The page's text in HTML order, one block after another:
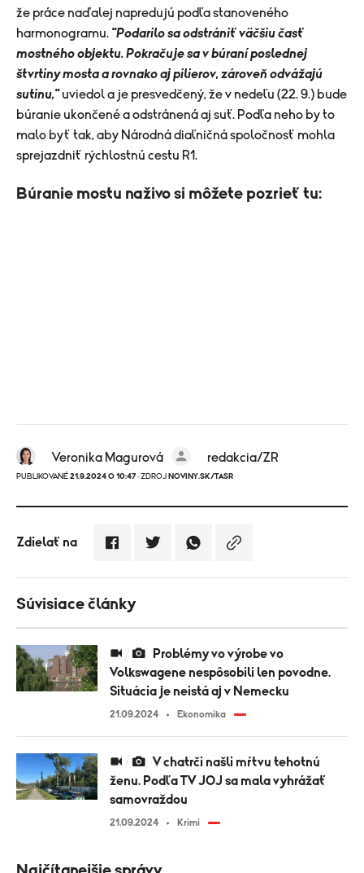
že práce naďalej napredujú podľa stanoveného
harmonogramu. "Podarilo sa odstrániť väčšiu časť
mostného objektu. Pokračuje sa v búraní poslednej
štvrtiny mosta a rovnako aj pilierov, zároveň odvážajú
sutinu,"uviedol a je presvedčený, že v nedeľu (22. 9.) bude
búranie ukončené a odstránená aj suť. Podľa neho by to
malo byť tak, aby Národná diaľničná spoločnosť mohla
sprejazdniť rýchlostnú cestu R1.
Búranie mostu naživo si môžete pozrieť tu:
Veronika Magurová redakcia/ZR
PUBLIKOVANÉ 21.9.2024 O 10:47 · ZDROJ NOVINY.SK/TASR
Zdielať na
Súvisiace články
Volkswagene nespôsobili len povodne.
Situácia je neistá aj v Nemecku
21.09.2024 Ekonomika
ženu. Podľa TV JOJ sa mala vyhrážať
samovraždou
21.09.2024 Krimi